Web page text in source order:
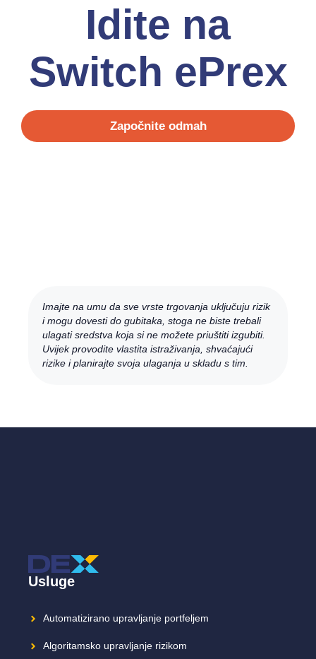
Idite na
Switch ePrex
Započnite odmah
Imajte na umu da sve vrste trgovanja uključuju rizik
i mogu dovesti do gubitaka, stoga ne biste trebali
ulagati sredstva koja si ne možete priuštiti izgubiti.
Uvijek provodite vlastita istraživanja, shvaćajući
rizike i planirajte svoja ulaganja u skladu s tim.
Usluge
Automatizirano upravljanje portfeljem
Algoritamsko upravljanje rizikom